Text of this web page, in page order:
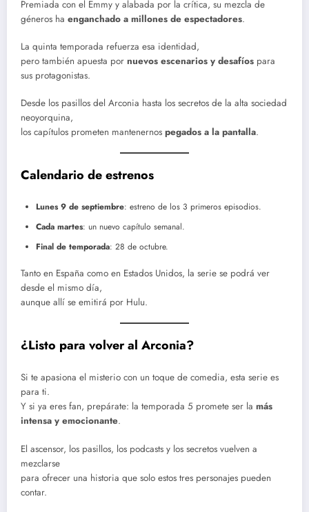
Premiada con el Emmy y alabada por la crítica, su mezcla de
géneros ha enganchado a millones de espectadores.
La quinta temporada refuerza esa identidad,
pero también apuesta por nuevos escenarios y desafíos para
sus protagonistas.
Desde los pasillos del Arconia hasta los secretos de la alta sociedad
neoyorquina,
los capítulos prometen mantenernos pegados a la pantalla.
Calendario de estrenos
Lunes 9 de septiembre: estreno de los 3 primeros episodios.
Cada martes: un nuevo capítulo semanal.
Final de temporada: 28 de octubre.
Tanto en España como en Estados Unidos, la serie se podrá ver
desde el mismo día,
aunque allí se emitirá por Hulu.
¿Listo para volver al Arconia?
Si te apasiona el misterio con un toque de comedia, esta serie es
para ti.
Y si ya eres fan, prepárate: la temporada 5 promete ser la más
intensa y emocionante.
El ascensor, los pasillos, los podcasts y los secretos vuelven a
mezclarse
para ofrecer una historia que solo estos tres personajes pueden
contar.